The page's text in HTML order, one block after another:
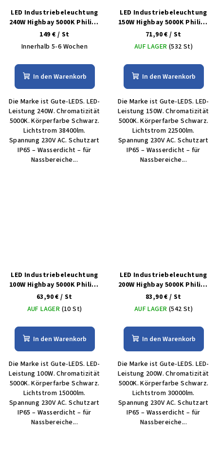
LED Industriebeleuchtung
240W Highbay 5000K Philips
5Jahre
149 € / St
Innerhalb 5-6 Wochen
In den Warenkorb
Die Marke ist Gute-LEDS. LED-
Leistung 240W. Chromatizität
5000K. Körperfarbe Schwarz.
Lichtstrom 38400lm.
Spannung 230V AC. Schutzart
IP65 – Wasserdicht – für
Nassbereiche...
LED Industriebeleuchtung
150W Highbay 5000K Philips
5Jahre dimmbar
71,90 €/ St
AUF LAGER (532 St)
In den Warenkorb
Die Marke ist Gute-LEDS. LED-
Leistung 150W. Chromatizität
5000K. Körperfarbe Schwarz.
Lichtstrom 22500lm.
Spannung 230V AC. Schutzart
IP65 – Wasserdicht – für
Nassbereiche...
LED Industriebeleuchtung
100W Highbay 5000K Philips
5Jahre dimmbar
63,90 €/ St
AUF LAGER (10 St)
In den Warenkorb
Die Marke ist Gute-LEDS. LED-
Leistung 100W. Chromatizität
5000K. Körperfarbe Schwarz.
Lichtstrom 15000lm.
Spannung 230V AC. Schutzart
IP65 – Wasserdicht – für
Nassbereiche...
LED Industriebeleuchtung
200W Highbay 5000K Philips
5Jahre dimmbar
83,90 €/ St
AUF LAGER (542 St)
In den Warenkorb
Die Marke ist Gute-LEDS. LED-
Leistung 200W. Chromatizität
5000K. Körperfarbe Schwarz.
Lichtstrom 30000lm.
Spannung 230V AC. Schutzart
IP65 – Wasserdicht – für
Nassbereiche...